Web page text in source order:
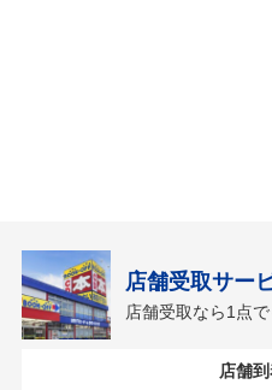
店舗受取サー
店舗受取なら1点で
店舗